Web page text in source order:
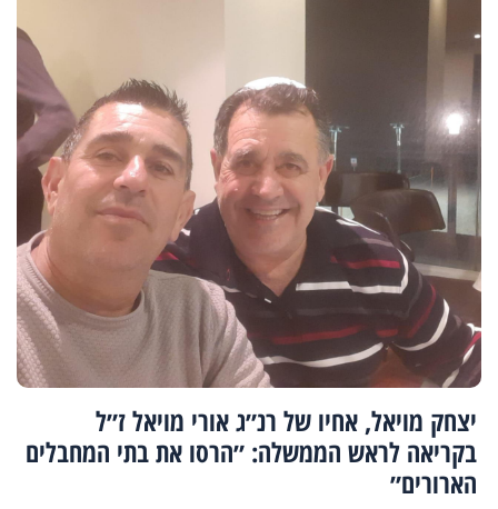
יצחק מויאל, אחיו של רנ״ג אורי מויאל ז״ל
בקריאה לראש הממשלה: ״הרסו את בתי המחבלים
הארורים״